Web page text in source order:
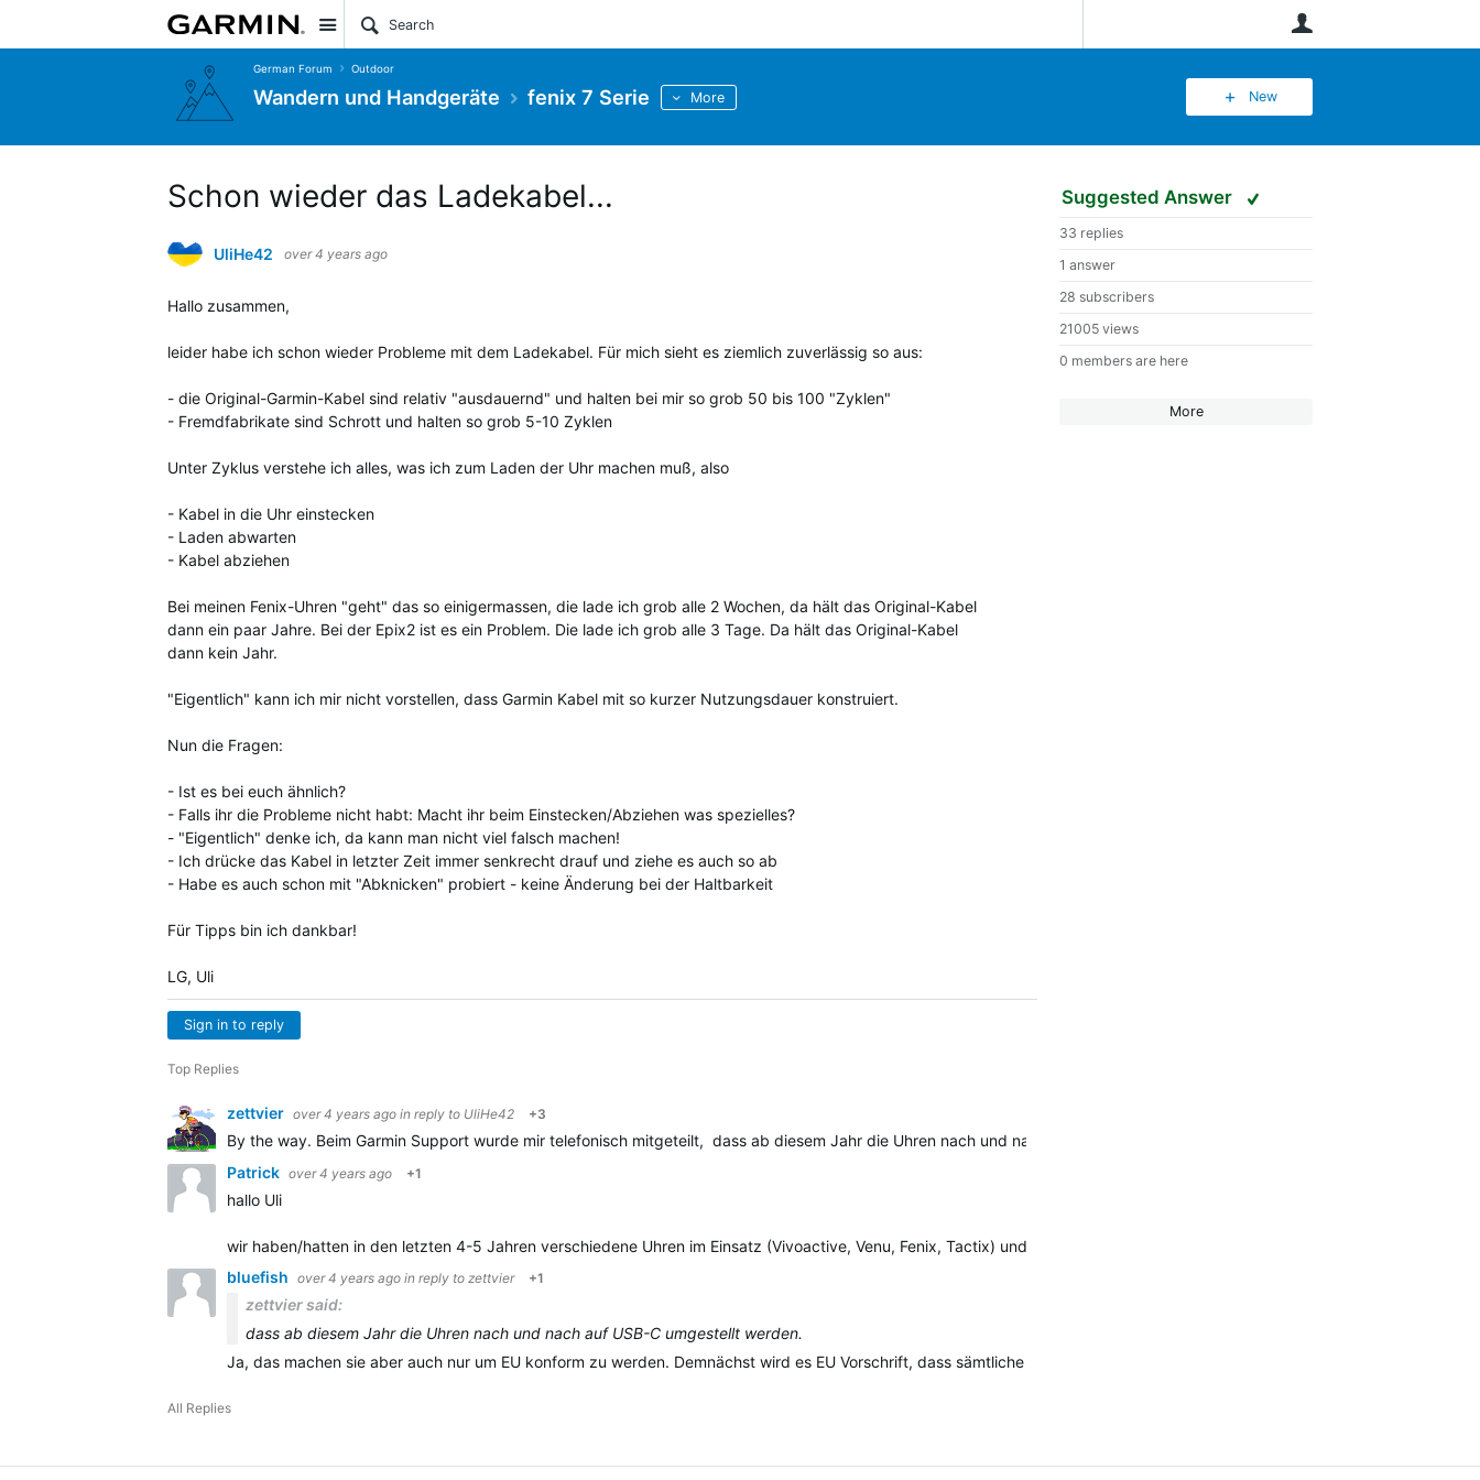
Site
German Forum Outdoor
Wandern und Handgeräte fenix 7 Serie More New
Suggested Answer
33 replies
1 answer
28 subscribers
21005 views
0 members are here
More
Schon wieder das Ladekabel...
UliHe42 over 4 years ago
Hallo zusammen,
leider habe ich schon wieder Probleme mit dem Ladekabel. Für mich sieht es ziemlich zuverlässig so aus:
- die Original-Garmin-Kabel sind relativ "ausdauernd" und halten bei mir so grob 50 bis 100 "Zyklen"
- Fremdfabrikate sind Schrott und halten so grob 5-10 Zyklen
Unter Zyklus verstehe ich alles, was ich zum Laden der Uhr machen muß, also
- Kabel in die Uhr einstecken
- Laden abwarten
- Kabel abziehen
Bei meinen Fenix-Uhren "geht" das so einigermassen, die lade ich grob alle 2 Wochen, da hält das Original-Kabel
dann ein paar Jahre. Bei der Epix2 ist es ein Problem. Die lade ich grob alle 3 Tage. Da hält das Original-Kabel
dann kein Jahr.
"Eigentlich" kann ich mir nicht vorstellen, dass Garmin Kabel mit so kurzer Nutzungsdauer konstruiert.
Nun die Fragen:
- Ist es bei euch ähnlich?
- Falls ihr die Probleme nicht habt: Macht ihr beim Einstecken/Abziehen was spezielles?
- "Eigentlich" denke ich, da kann man nicht viel falsch machen!
- Ich drücke das Kabel in letzter Zeit immer senkrecht drauf und ziehe es auch so ab
- Habe es auch schon mit "Abknicken" probiert - keine Änderung bei der Haltbarkeit
Für Tipps bin ich dankbar!
LG, Uli
Sign in to reply
Top Replies
zettvier over 4 years ago in reply to UliHe42 +3
By the way. Beim Garmin Support wurde mir telefonisch mitgeteilt, dass ab diesem Jahr die Uhren nach und nach auf USB-C umgestellt werden. Bis Mitte 2024 sei der
Patrick over 4 years ago +1
hallo Uli
wir haben/hatten in den letzten 4-5 Jahren verschiedene Uhren im Einsatz (Vivoactive, Venu, Fenix, Tactix) und haben nicht darauf geachtet, welches Ladekabel am
bluefish over 4 years ago in reply to zettvier +1
zettvier said:
dass ab diesem Jahr die Uhren nach und nach auf USB-C umgestellt werden.
Ja, das machen sie aber auch nur um EU konform zu werden. Demnächst wird es EU Vorschrift, dass sämtliche (klein…
All Replies